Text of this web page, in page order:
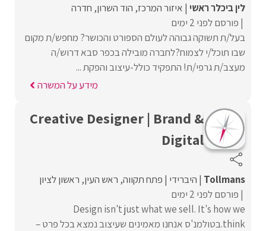
לין ביכלר ראשי איזור המרכז הוד השרון חדרה
פורסם לפני 2 ימים
בעל/ת תשוקה גבוהה לעולם הספורט והכושר? מחפש/ת מקום
שבו תוכל/י לצמוח?לחברה מובילה בכפר סבא דרוש/ה
מעצב/ת גרפי/ת! התפקיד כולל-עיצוב והפקת ...
מידע על המשרה
Creative Designer | Brand &
Digital
Tollmans היברידי פתח תקווה ראש העין ראשון לציון
פורסם לפני 2 ימים
Design isn't just what we sell. It's how we
think.בטולמנ'ס אנחנו מאמינים שעיצוב נמצא בכל פרט –